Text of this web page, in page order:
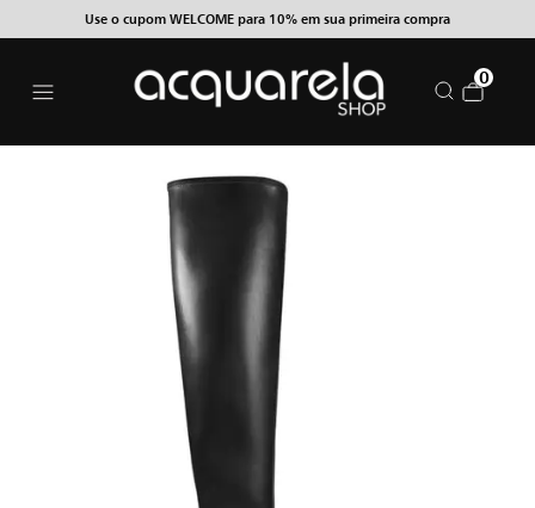
Use o cupom WELCOME para 10% em sua primeira compra
0